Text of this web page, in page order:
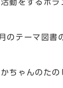
動をするボラ
のテーマ図書
ちゃんのたの